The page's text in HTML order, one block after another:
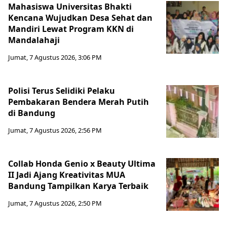
Mahasiswa Universitas Bhakti
Kencana Wujudkan Desa Sehat dan
Mandiri Lewat Program KKN di
Mandalahaji
Jumat, 7 Agustus 2026, 3:06 PM
Polisi Terus Selidiki Pelaku
Pembakaran Bendera Merah Putih
di Bandung
Jumat, 7 Agustus 2026, 2:56 PM
Collab Honda Genio x Beauty Ultima
II Jadi Ajang Kreativitas MUA
Bandung Tampilkan Karya Terbaik
Jumat, 7 Agustus 2026, 2:50 PM